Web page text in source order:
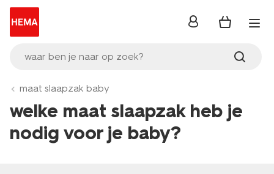
waar ben je naar op zoek?
inloggen
maat slaapzak baby
welke maat slaapzak heb je
nodig voor je baby?